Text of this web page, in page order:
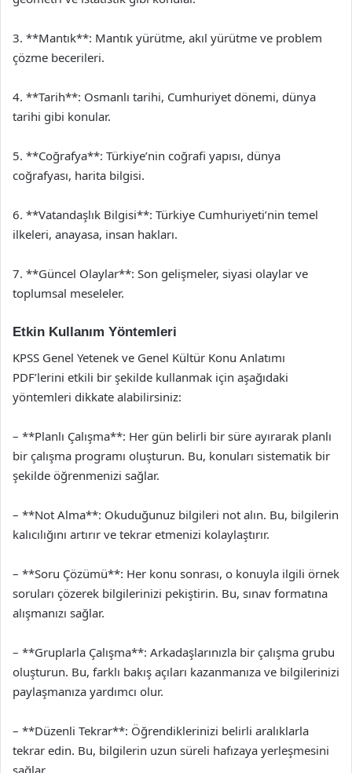
3. **Mantık**: Mantık yürütme, akıl yürütme ve problem
çözme becerileri.
4. **Tarih**: Osmanlı tarihi, Cumhuriyet dönemi, dünya
tarihi gibi konular.
5. **Coğrafya**: Türkiye’nin coğrafi yapısı, dünya
coğrafyası, harita bilgisi.
6. **Vatandaşlık Bilgisi**: Türkiye Cumhuriyeti’nin temel
ilkeleri, anayasa, insan hakları.
7. **Güncel Olaylar**: Son gelişmeler, siyasi olaylar ve
toplumsal meseleler.
Etkin Kullanım Yöntemleri
KPSS Genel Yetenek ve Genel Kültür Konu Anlatımı
PDF’lerini etkili bir şekilde kullanmak için aşağıdaki
yöntemleri dikkate alabilirsiniz:
– **Planlı Çalışma**: Her gün belirli bir süre ayırarak planlı
bir çalışma programı oluşturun. Bu, konuları sistematik bir
şekilde öğrenmenizi sağlar.
– **Not Alma**: Okuduğunuz bilgileri not alın. Bu, bilgilerin
kalıcılığını artırır ve tekrar etmenizi kolaylaştırır.
– **Soru Çözümü**: Her konu sonrası, o konuyla ilgili örnek
soruları çözerek bilgilerinizi pekiştirin. Bu, sınav formatına
alışmanızı sağlar.
– **Gruplarla Çalışma**: Arkadaşlarınızla bir çalışma grubu
oluşturun. Bu, farklı bakış açıları kazanmanıza ve bilgilerinizi
paylaşmanıza yardımcı olur.
– **Düzenli Tekrar**: Öğrendiklerinizi belirli aralıklarla
tekrar edin. Bu, bilgilerin uzun süreli hafızaya yerleşmesini
sağlar.